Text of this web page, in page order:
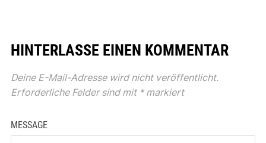
HINTERLASSE EINEN KOMMENTAR
Deine E-Mail-Adresse wird nicht veröffentlicht.
Erforderliche Felder sind mit *markiert
MESSAGE